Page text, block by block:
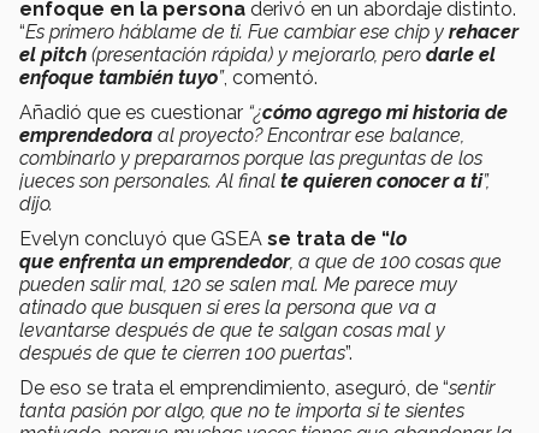
enfoque en la persona derivó en un abordaje distinto.
“Es primero háblame de ti. Fue cambiar ese chip y rehacer
el pitch (presentación rápida) y mejorarlo, pero darle el
enfoque también tuyo”, comentó.
Añadió que es cuestionar “¿cómo agrego mi historia de
emprendedora al proyecto? Encontrar ese balance,
combinarlo y prepararnos porque las preguntas de los
jueces son personales. Al final te quieren conocer a ti”,
dijo.
Evelyn concluyó que GSEA se trata de “lo
que enfrenta un emprendedor, a que de 100 cosas que
pueden salir mal, 120 se salen mal. Me parece muy
atinado que busquen si eres la persona que va a
levantarse después de que te salgan cosas mal y
después de que te cierren 100 puertas”.
De eso se trata el emprendimiento, aseguró, de “sentir
tanta pasión por algo, que no te importa si te sientes